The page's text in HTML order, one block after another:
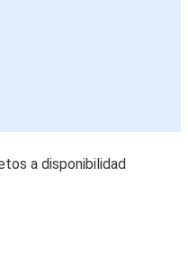
a disponibilidad